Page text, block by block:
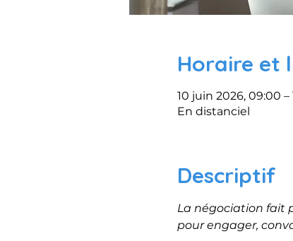
Horaire et
10 juin 2026, 09:00 –
En distanciel
Descriptif
La négociation fait
pour engager,